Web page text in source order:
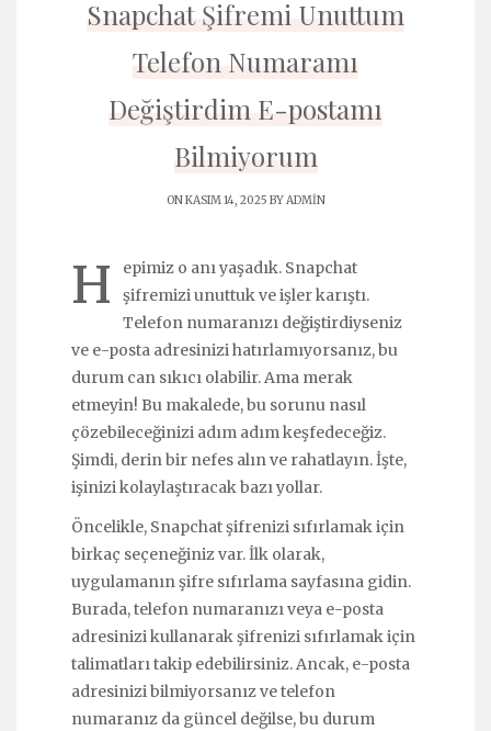
Snapchat Şifremi Unuttum
Telefon Numaramı
Değiştirdim E-postamı
Bilmiyorum
ON KASIM 14, 2025 BYADMIN
H
epimiz o anı yaşadık. Snapchat
şifremizi unuttuk ve işler karıştı.
Telefon numaranızı değiştirdiyseniz
ve e-posta adresinizi hatırlamıyorsanız, bu
durum can sıkıcı olabilir. Ama merak
etmeyin! Bu makalede, bu sorunu nasıl
çözebileceğinizi adım adım keşfedeceğiz.
Şimdi, derin bir nefes alın ve rahatlayın. İşte,
işinizi kolaylaştıracak bazı yollar.
Öncelikle, Snapchat şifrenizi sıfırlamak için
birkaç seçeneğiniz var. İlk olarak,
uygulamanın şifre sıfırlama sayfasına gidin.
Burada, telefon numaranızı veya e-posta
adresinizi kullanarak şifrenizi sıfırlamak için
talimatları takip edebilirsiniz. Ancak, e-posta
adresinizi bilmiyorsanız ve telefon
numaranız da güncel değilse, bu durum